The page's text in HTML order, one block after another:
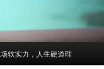
软实力，人生硬道理